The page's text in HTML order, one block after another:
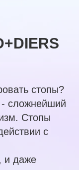
стопы?
- сложнейший
Стопы
с
и даже